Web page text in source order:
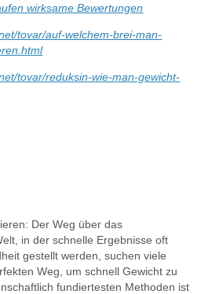
wirksame Bewertungen
tovar/auf-welchem-brei-man-
tovar/reduksin-wie-man-gewicht-
Der Weg über das
in der schnelle Ergebnisse oft
gestellt werden, suchen viele
Weg, um schnell Gewicht zu
fundiertesten Methoden ist